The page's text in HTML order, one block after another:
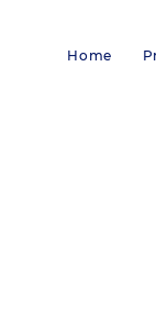
Home